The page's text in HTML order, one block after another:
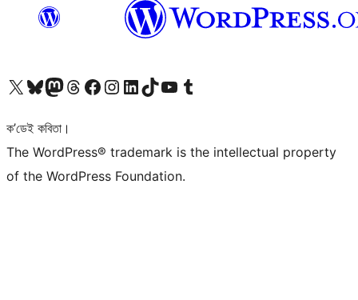
আমাৰ X (আগৰ Twitter) একাউণ্টলৈ যাওকআমাৰ Bluesky একাউণ্টলৈ যাওকআমাৰ Mastodon একাউণ্টলৈ যাওকআমাৰ Threads একাউণ্টলৈ যাওকআমাৰ Facebook পৃষ্ঠালৈ যাওকআমাৰ Instagram একাউণ্টলৈ যাওকআমাৰ LinkedIn একাউণ্টলৈ যাওকআমাৰ TikTok একাউণ্টলৈ যাওকআমাৰ YouTube চেনেললৈ যাওকআমাৰ Tumblr একাউণ্টলৈ যাওক
ক’ডেই কবিতা।
The WordPress® trademark is the intellectual property
of the WordPress Foundation.